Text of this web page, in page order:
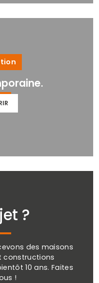
?
des maisons
constructions
10 ans. Faites
!